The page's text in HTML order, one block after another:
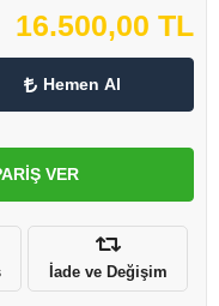
16.500,00 TL
Hemen Al
VER
İade ve Değişim